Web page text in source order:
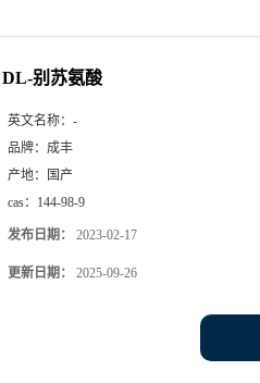
DL-别苏氨酸
英文名称： -
品牌： 成丰
产地：
国产
cas： 144-98-9
发布日期： 2023-02-17
更新日期： 2025-09-26